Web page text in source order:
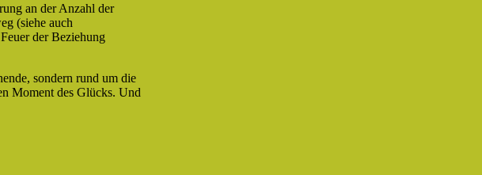
an der Anzahl der
(siehe auch
der Beziehung
sondern rund um die
Moment des Glücks. Und